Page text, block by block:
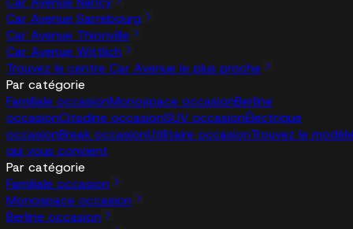
Car Avenue Sarrebourg
Car Avenue Thionville
Car Avenue Wittlich
Trouvez le centre Car Avenue le plus proche
Par catégorie
Familiale occasionMonospace occasionBerline
occasionCitadine occasionSUV occasionÉlectrique
occasionBreak occasionUtilitaire occasionTrouvez le
qui vous convient
Par catégorie
Familiale occasion
Monospace occasion
Berline occasion